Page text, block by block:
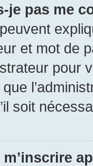
je pas me
et mot de
pour
soit